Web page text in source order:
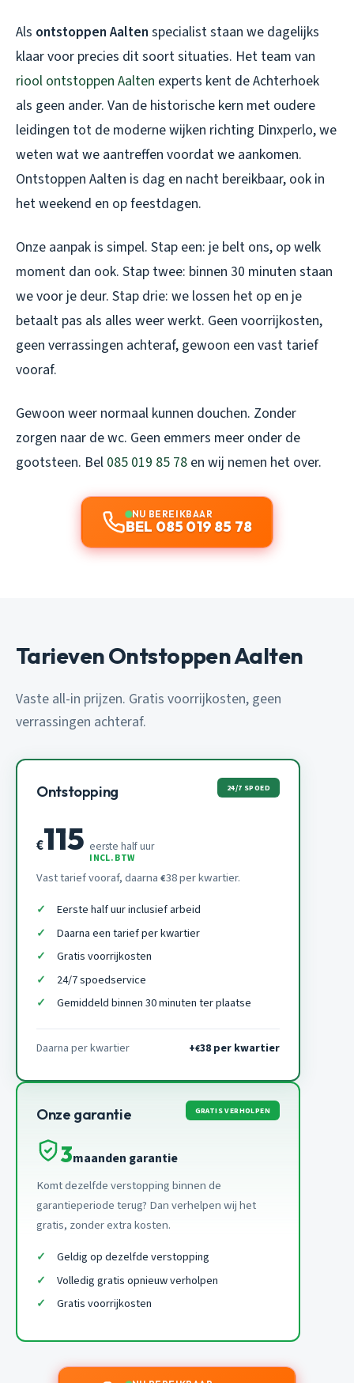
Als ontstoppen Aalten specialist staan we dagelijks
klaar voor precies dit soort situaties. Het team van
riool ontstoppen Aalten experts kent de Achterhoek
als geen ander. Van de historische kern met oudere
leidingen tot de moderne wijken richting Dinxperlo, we
weten wat we aantreffen voordat we aankomen.
Ontstoppen Aalten is dag en nacht bereikbaar, ook in
het weekend en op feestdagen.
Onze aanpak is simpel. Stap een: je belt ons, op welk
moment dan ook. Stap twee: binnen 30 minuten staan
we voor je deur. Stap drie: we lossen het op en je
betaalt pas als alles weer werkt. Geen voorrijkosten,
geen verrassingen achteraf, gewoon een vast tarief
vooraf.
Gewoon weer normaal kunnen douchen. Zonder
zorgen naar de wc. Geen emmers meer onder de
gootsteen. Bel 085 019 85 78 en wij nemen het over.
NU BEREIKBAAR
BEL 085 019 85 78
Tarieven Ontstoppen Aalten
Vaste all-in prijzen. Gratis voorrijkosten, geen
verrassingen achteraf.
Ontstopping 24/7 SPOED
€115 eerste half uur
INCL. BTW
Vast tarief vooraf, daarna €38 per kwartier.
Eerste half uur inclusief arbeid
Daarna een tarief per kwartier
Gratis voorrijkosten
24/7 spoedservice
Gemiddeld binnen 30 minuten ter plaatse
Daarna per kwartier +€38 per kwartier
Onze garantie GRATIS VERHOLPEN
3maanden garantie
Komt dezelfde verstopping binnen de
garantieperiode terug? Dan verhelpen wij het
gratis, zonder extra kosten.
Geldig op dezelfde verstopping
Volledig gratis opnieuw verholpen
Gratis voorrijkosten